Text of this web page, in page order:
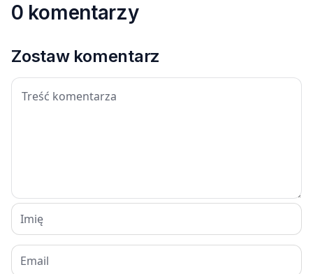
0 komentarzy
Zostaw komentarz